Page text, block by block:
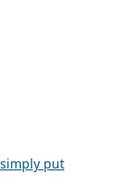
put